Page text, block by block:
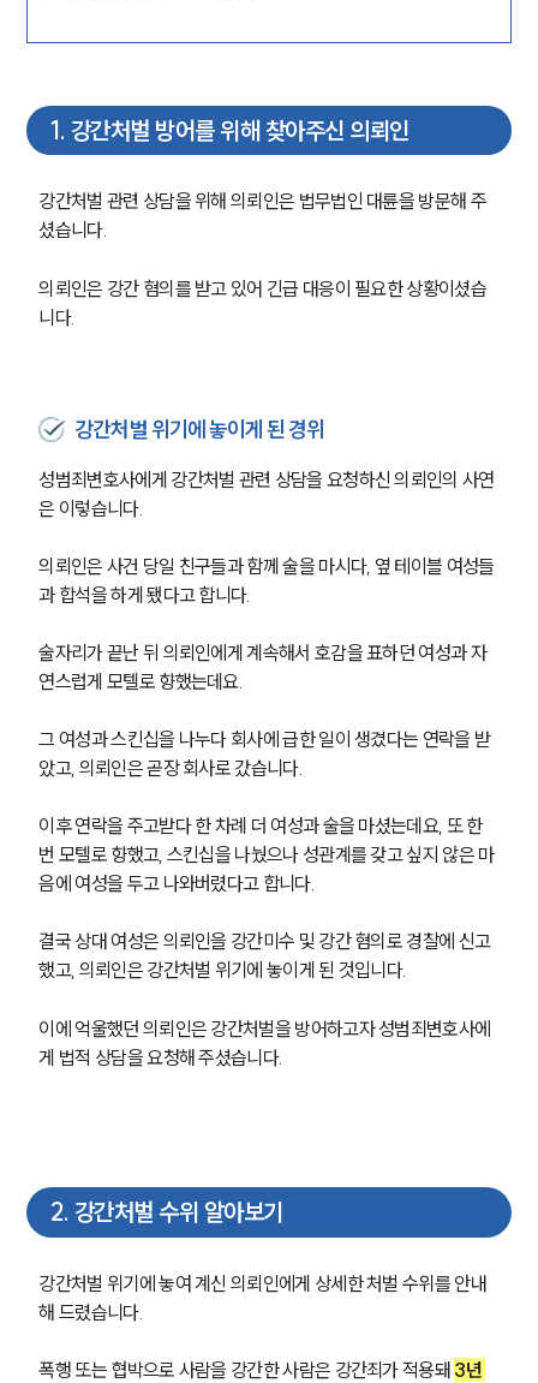
1. 강간처벌 방어를 위해 찾아주신 의뢰인
강간처벌 관련 상담을 위해 의뢰인은 법무법인 대륜을 방문해 주
셨습니다.
의뢰인은 강간 혐의를 받고 있어 긴급 대응이 필요한 상황이셨습
니다.
강간처벌 위기에 놓이게 된 경위
성범죄변호사에게 강간처벌 관련 상담을 요청하신 의뢰인의 사연
은 이렇습니다.
의뢰인은 사건 당일 친구들과 함께 술을 마시다, 옆 테이블 여성들
과 합석을 하게 됐다고 합니다.
술자리가 끝난 뒤 의뢰인에게 계속해서 호감을 표하던 여성과 자
연스럽게 모텔로 향했는데요.
그 여성과 스킨십을 나누다 회사에 급한 일이 생겼다는 연락을 받
았고, 의뢰인은 곧장 회사로 갔습니다.
이후 연락을 주고받다 한 차례 더 여성과 술을 마셨는데요, 또 한
번 모텔로 향했고, 스킨십을 나눴으나 성관계를 갖고 싶지 않은 마
음에 여성을 두고 나와버렸다고 합니다.
결국 상대 여성은 의뢰인을 강간미수 및 강간 혐의로 경찰에 신고
했고, 의뢰인은 강간처벌 위기에 놓이게 된 것입니다.
이에 억울했던 의뢰인은 강간처벌을 방어하고자 성범죄변호사에
게 법적 상담을 요청해 주셨습니다.
2. 강간처벌 수위 알아보기
강간처벌 위기에 놓여 계신 의뢰인에게 상세한 처벌 수위를 안내
해 드렸습니다.
폭행 또는 협박으로 사람을 강간한 사람은 강간죄가 적용돼 3년